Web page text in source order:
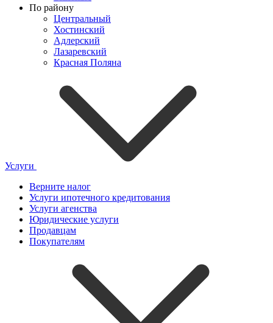
По району
Центральный
Хостинский
Адлерский
Лазаревский
Красная Поляна
Услуги
Верните налог
Услуги ипотечного кредитования
Услуги агенства
Юридические услуги
Продавцам
Покупателям